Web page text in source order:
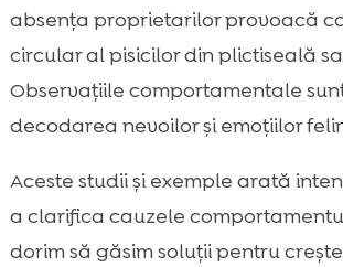
absența proprietarilor provoacă
circular al pisicilor din plictiseală
Observațiile comportamentale
decodarea nevoilor și emoțiilor
Aceste studii și exemple arată
a clarifica cauzele
dorim să găsim soluții pentru